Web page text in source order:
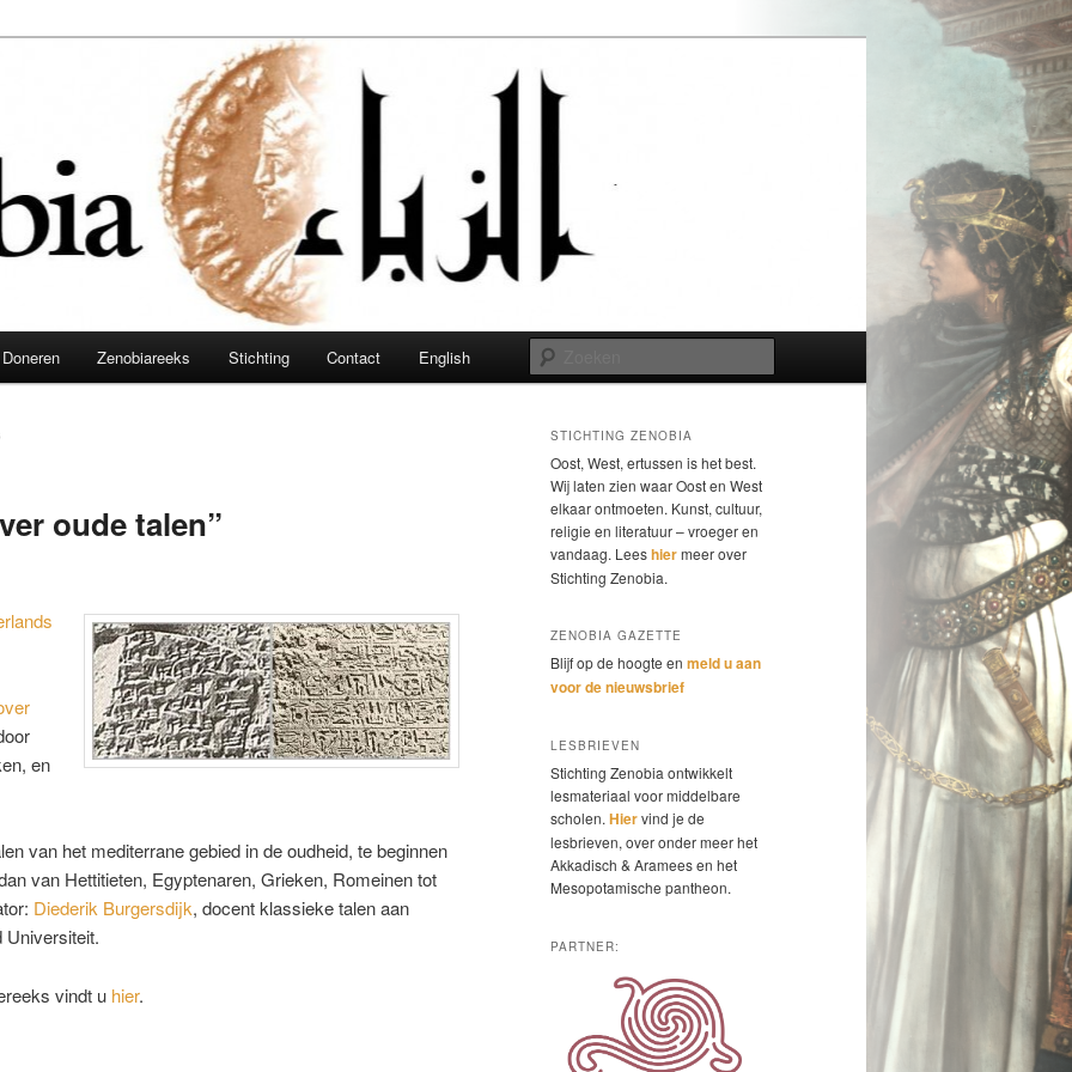
Doneren Zenobiareeks Stichting Contact English
oude talen”
en
van het mediterrane gebied in de oudheid, te beginnen
van Hettitieten, Egyptenaren, Grieken, Romeinen tot
Diederik Burgersdijk, docent klassieke talen aan
Universiteit.
vindt u hier.
STICHTING ZENOBIA
Oost, West, ertussen is het best.
Wij laten zien waar Oost en West
elkaar ontmoeten. Kunst, cultuur,
religie en literatuur – vroeger en
vandaag. Leeshiermeer over
Stichting Zenobia.
ZENOBIA GAZETTE
Blijf op de hoogte en meld u aan
voor de nieuwsbrief
LESBRIEVEN
Stichting Zenobia ontwikkelt
lesmateriaal voor middelbare
scholen. Hiervind je de
lesbrieven, over onder meer het
Akkadisch & Aramees en het
Mesopotamische pantheon.
PARTNER: